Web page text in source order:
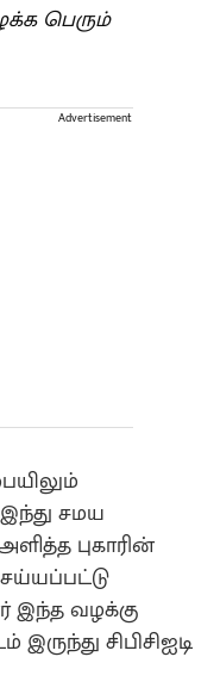
பெரும்
Advertisement
சமய
புகாரின்
இந்த வழக்கு
சிபிசிஐடி